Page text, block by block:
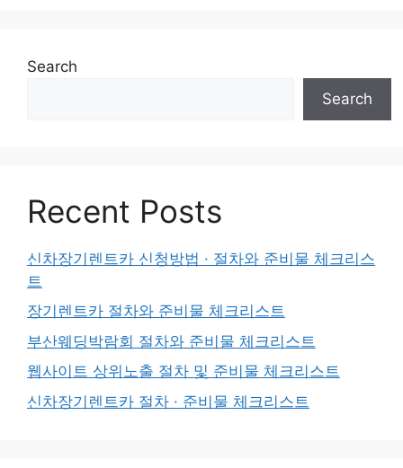
Search
Search
Recent Posts
신차장기렌트카 신청방법 · 절차와 준비물 체크리스
트
장기렌트카 절차와 준비물 체크리스트
부산웨딩박람회 절차와 준비물 체크리스트
웹사이트 상위노출 절차 및 준비물 체크리스트
신차장기렌트카 절차 · 준비물 체크리스트